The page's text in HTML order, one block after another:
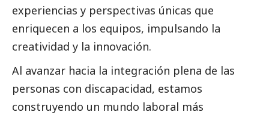
experiencias y perspectivas únicas que
enriquecen a los equipos, impulsando la
creatividad y la innovación.
Al avanzar hacia la integración plena de las
personas con discapacidad, estamos
construyendo un mundo laboral más